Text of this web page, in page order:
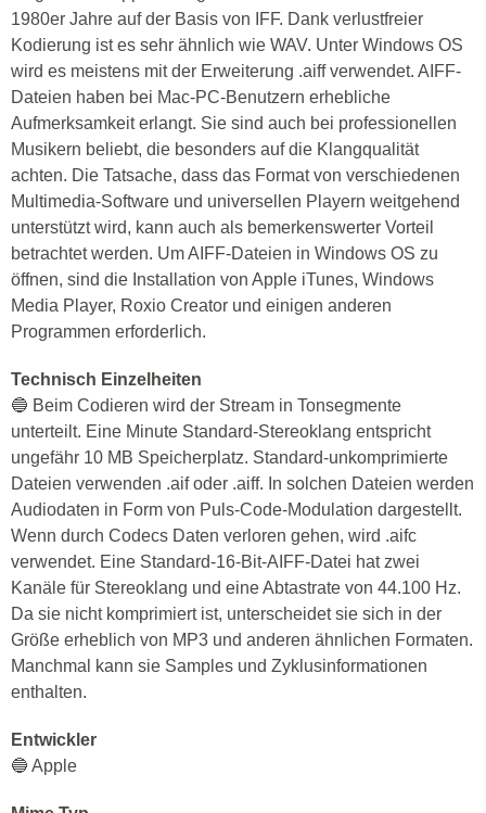
1980er Jahre auf der Basis von IFF. Dank verlustfreier
Kodierung ist es sehr ähnlich wie WAV. Unter Windows OS
wird es meistens mit der Erweiterung .aiff verwendet. AIFF-
Dateien haben bei Mac-PC-Benutzern erhebliche
Aufmerksamkeit erlangt. Sie sind auch bei professionellen
Musikern beliebt, die besonders auf die Klangqualität
achten. Die Tatsache, dass das Format von verschiedenen
Multimedia-Software und universellen Playern weitgehend
unterstützt wird, kann auch als bemerkenswerter Vorteil
betrachtet werden. Um AIFF-Dateien in Windows OS zu
öffnen, sind die Installation von Apple iTunes, Windows
Media Player, Roxio Creator und einigen anderen
Programmen erforderlich.
Technisch Einzelheiten
🔵 Beim Codieren wird der Stream in Tonsegmente
unterteilt. Eine Minute Standard-Stereoklang entspricht
ungefähr 10 MB Speicherplatz. Standard-unkomprimierte
Dateien verwenden .aif oder .aiff. In solchen Dateien werden
Audiodaten in Form von Puls-Code-Modulation dargestellt.
Wenn durch Codecs Daten verloren gehen, wird .aifc
verwendet. Eine Standard-16-Bit-AIFF-Datei hat zwei
Kanäle für Stereoklang und eine Abtastrate von 44.100 Hz.
Da sie nicht komprimiert ist, unterscheidet sie sich in der
Größe erheblich von MP3 und anderen ähnlichen Formaten.
Manchmal kann sie Samples und Zyklusinformationen
enthalten.
Entwickler
🔵 Apple